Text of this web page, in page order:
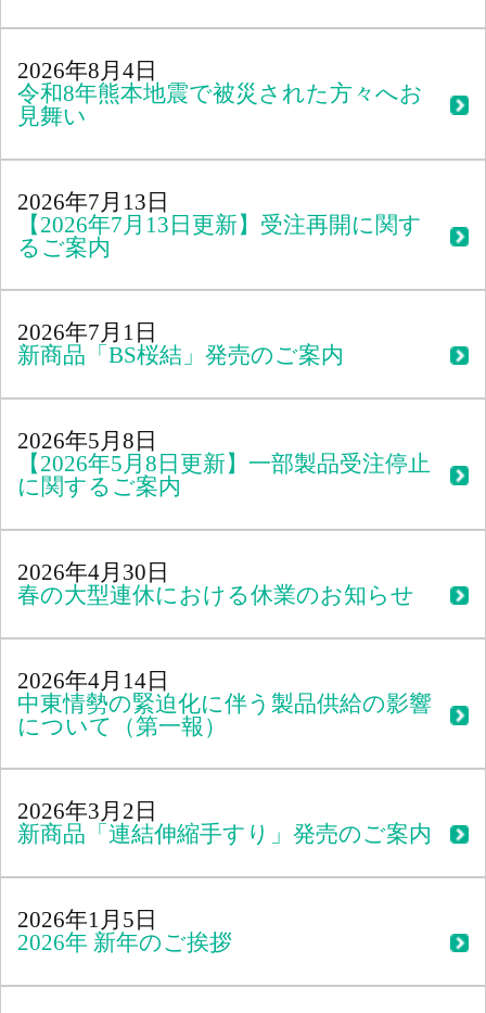
2026年8月4日
令和8年熊本地震で被災された方々へお
見舞い
2026年7月13日
【2026年7月13日更新】受注再開に関す
るご案内
2026年7月1日
新商品「BS桜結」発売のご案内
2026年5月8日
【2026年5月8日更新】一部製品受注停止
に関するご案内
2026年4月30日
春の大型連休における休業のお知らせ
2026年4月14日
中東情勢の緊迫化に伴う製品供給の影響
について（第一報）
2026年3月2日
新商品「連結伸縮手すり」発売のご案内
2026年1月5日
2026年 新年のご挨拶